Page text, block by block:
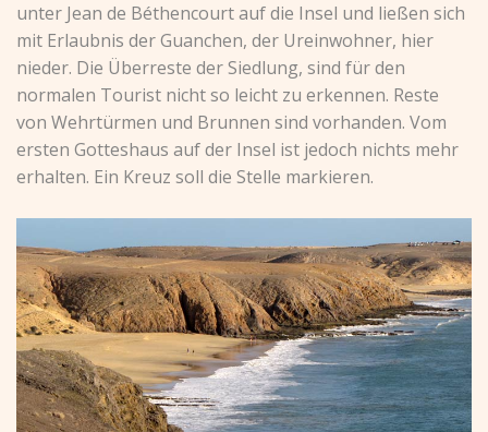
unter Jean de Béthencourt auf die Insel und ließen sich
mit Erlaubnis der Guanchen, der Ureinwohner, hier
nieder. Die Überreste der Siedlung, sind für den
normalen Tourist nicht so leicht zu erkennen. Reste
von Wehrtürmen und Brunnen sind vorhanden. Vom
ersten Gotteshaus auf der Insel ist jedoch nichts mehr
erhalten. Ein Kreuz soll die Stelle markieren.